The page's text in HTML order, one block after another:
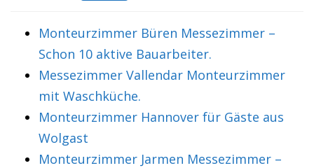
Monteurzimmer Büren Messezimmer –
Schon 10 aktive Bauarbeiter.
Messezimmer Vallendar Monteurzimmer
mit Waschküche.
Monteurzimmer Hannover für Gäste aus
Wolgast
Monteurzimmer Jarmen Messezimmer –